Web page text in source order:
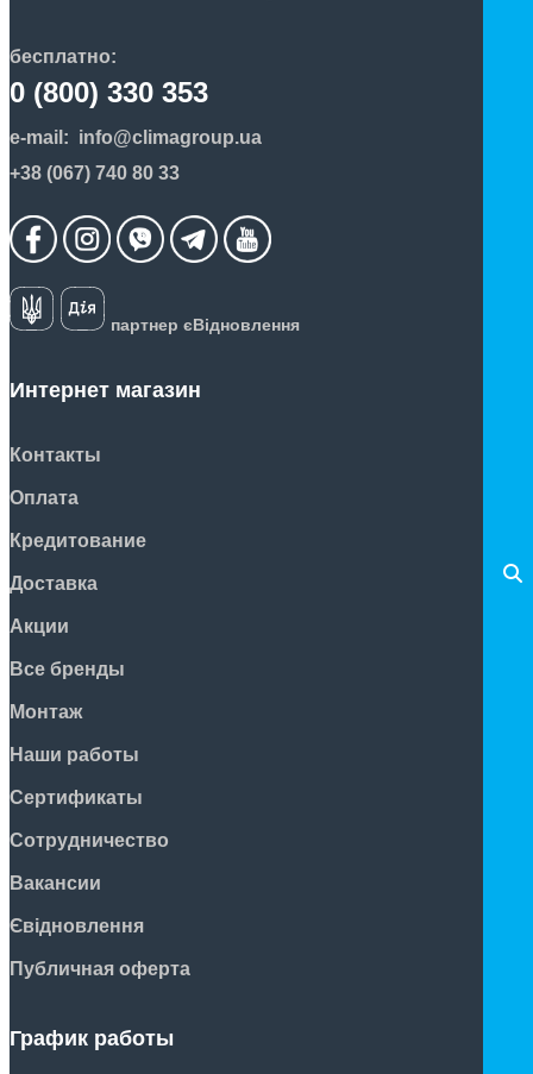
бесплатно:
0 (800) 330 353
e-mail: info@climagroup.ua
+38 (067) 740 80 33
партнер єВідновлення
Интернет магазин
Контакты
Оплата
Кредитование
Доставка
Акции
Все бренды
Монтаж
Наши работы
Сертификаты
Сотрудничество
Вакансии
Євідновлення
Публичная оферта
График работы